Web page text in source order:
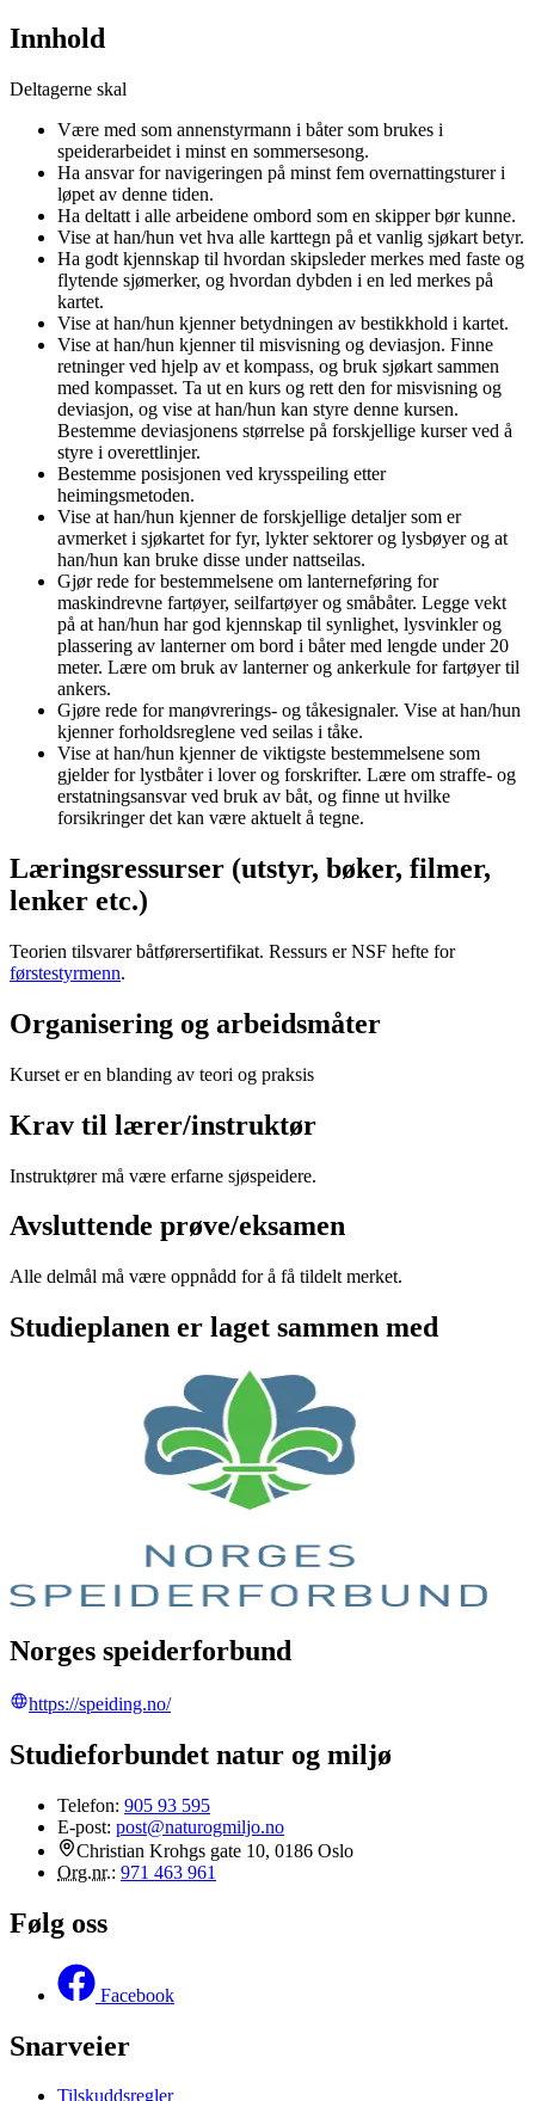
Innhold
Deltagerne skal
Være med som annenstyrmann i båter som brukes i
speiderarbeidet i minst en sommersesong.
Ha ansvar for navigeringen på minst fem overnattingsturer i
løpet av denne tiden.
Ha deltatt i alle arbeidene ombord som en skipper bør kunne.
Vise at han/hun vet hva alle karttegn på et vanlig sjøkart betyr.
Ha godt kjennskap til hvordan skipsleder merkes med faste og
flytende sjømerker, og hvordan dybden i en led merkes på
kartet.
Vise at han/hun kjenner betydningen av bestikkhold i kartet.
Vise at han/hun kjenner til misvisning og deviasjon. Finne
retninger ved hjelp av et kompass, og bruk sjøkart sammen
med kompasset. Ta ut en kurs og rett den for misvisning og
deviasjon, og vise at han/hun kan styre denne kursen.
Bestemme deviasjonens størrelse på forskjellige kurser ved å
styre i overettlinjer.
Bestemme posisjonen ved krysspeiling etter
heimingsmetoden.
Vise at han/hun kjenner de forskjellige detaljer som er
avmerket i sjøkartet for fyr, lykter sektorer og lysbøyer og at
han/hun kan bruke disse under nattseilas.
Gjør rede for bestemmelsene om lanterneføring for
maskindrevne fartøyer, seilfartøyer og småbåter. Legge vekt
på at han/hun har god kjennskap til synlighet, lysvinkler og
plassering av lanterner om bord i båter med lengde under 20
meter. Lære om bruk av lanterner og ankerkule for fartøyer til
ankers.
Gjøre rede for manøvrerings- og tåkesignaler. Vise at han/hun
kjenner forholdsreglene ved seilas i tåke.
Vise at han/hun kjenner de viktigste bestemmelsene som
gjelder for lystbåter i lover og forskrifter. Lære om straffe- og
erstatningsansvar ved bruk av båt, og finne ut hvilke
forsikringer det kan være aktuelt å tegne.
Læringsressurser (utstyr, bøker, filmer,
lenker etc.)
Teorien tilsvarer båtførersertifikat. Ressurs er NSF hefte for
førstestyrmenn.
Organisering og arbeidsmåter
Kurset er en blanding av teori og praksis
Krav til lærer/instruktør
Instruktører må være erfarne sjøspeidere.
Avsluttende prøve/eksamen
Alle delmål må være oppnådd for å få tildelt merket.
Studieplanen er laget sammen med
Norges speiderforbund
https://speiding.no/
Studieforbundet natur og miljø
Telefon: 905 93 595
E-post: post@naturogmiljo.no
Christian Krohgs gate 10, 0186 Oslo
Org.nr.: 971 463 961
Følg oss
Facebook
Snarveier
Tilskuddsregler